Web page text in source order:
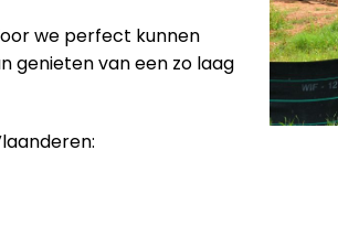
we perfect kunnen
genieten van een zo laag